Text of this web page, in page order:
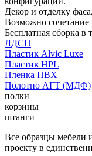
Декор и отделку
Возможно сочетание
Бесплатная сборка в
ЛДСП
Пластик Alvic Luxe
Пластик HPL
Пленка ПВХ
Полотно АГТ (МДФ)
полки
корзины
штанги
Все образцы мебели
проекту в